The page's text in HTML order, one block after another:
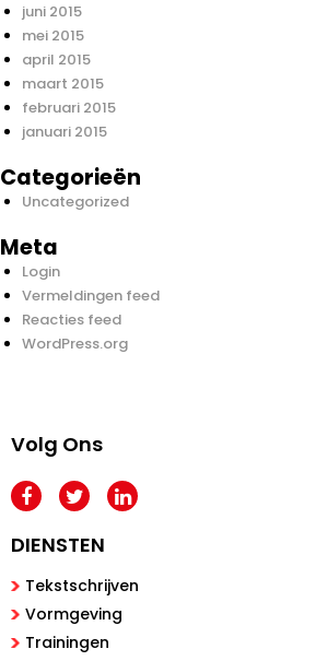
juni 2015
mei 2015
april 2015
maart 2015
februari 2015
januari 2015
Categorieën
Uncategorized
Meta
Login
Vermeldingen feed
Reacties feed
WordPress.org
Volg Ons
DIENSTEN
Tekstschrijven
Vormgeving
Trainingen